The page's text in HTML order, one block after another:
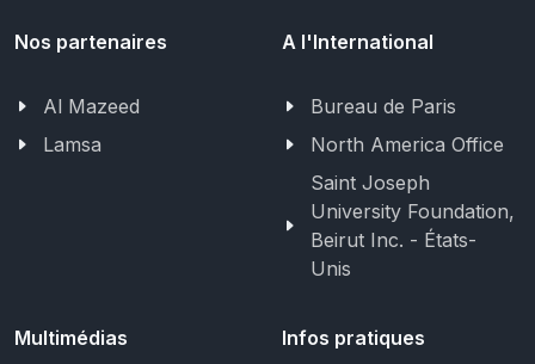
Nos partenaires
Al Mazeed
Lamsa
A l'International
Bureau de Paris
North America Office
Saint Joseph
University Foundation,
Beirut Inc. - États-
Unis
Multimédias Infos pratiques